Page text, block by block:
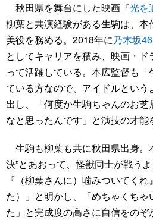
秋田県を舞台にした映画『光を
柳葉と共演経験がある生駒は、
美役を務める。2018年に乃木坂46
としてキャリアを積み、映画・
って活躍している。本広監督も
ている方なので、アイドルという
出し、「何度か生駒ちゃんのお
なと思ったんです」と演技の才能
生駒も柳葉も共に秋田県出身。
決”とあおって、怪獣同士が戦う
『（柳葉さんに）噛みついてく
た）」と明かし、「めちゃくちゃ
た」と完成度の高さに自信をのぞ